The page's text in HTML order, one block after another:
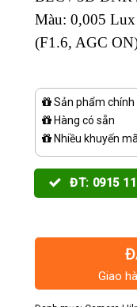
Màu: 0,005
(F1.6, AGC
Sản phẩm chính
Hàng có sẵn
Nhiều khuyến
ĐT: 0915
Giao